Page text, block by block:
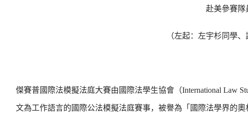
赴美參賽隊
（左起：左宇杉同學
傑賽普國際法模擬法庭大賽由國際法學生協會（International Law
文為工作語言的國際公法模擬法庭賽事，被譽為「國際法學界的